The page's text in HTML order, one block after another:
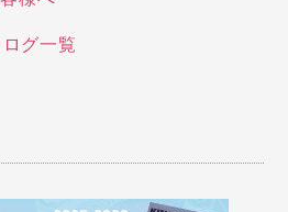
グ一覧